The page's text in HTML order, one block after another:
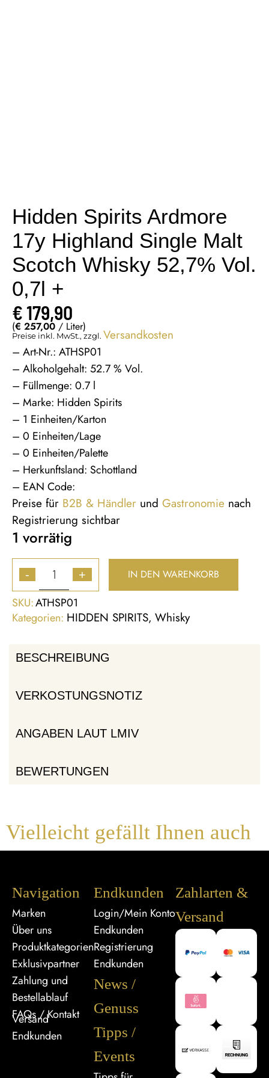
Hidden Spirits Ardmore
17y Highland Single Malt
Scotch Whisky 52,7% Vol.
0,7l +
€179,90
(€ 257,00 / Liter)
Preise inkl. MwSt., zzgl. Versandkosten
– Art-Nr.: ATHSP01
– Alkoholgehalt: 52.7 % Vol.
– Füllmenge: 0.7 l
– Marke: Hidden Spirits
– 1 Einheiten/Karton
– 0 Einheiten/Lage
– 0 Einheiten/Palette
– Herkunftsland: Schottland
– EAN Code:
Preise für B2B & Händler und Gastronomie nach
Registrierung sichtbar
1 vorrätig
- + IN DEN WARENKORB
SKU:ATHSP01
Kategorien: HIDDEN SPIRITS, Whisky
BESCHREIBUNG
VERKOSTUNGSNOTIZ
ANGABEN LAUT LMIV
BEWERTUNGEN
Vielleicht gefällt Ihnen auch
Navigation
Marken
Über uns
Produktkategorien
Exklusivpartner
Zahlung und
Bestellablauf
FAQs / Kontakt
Versand
Endkunden
Endkunden
Login/Mein Konto
Endkunden
Registrierung
Endkunden
News /
Genuss
Tipps /
Events
Zahlarten &
Versand